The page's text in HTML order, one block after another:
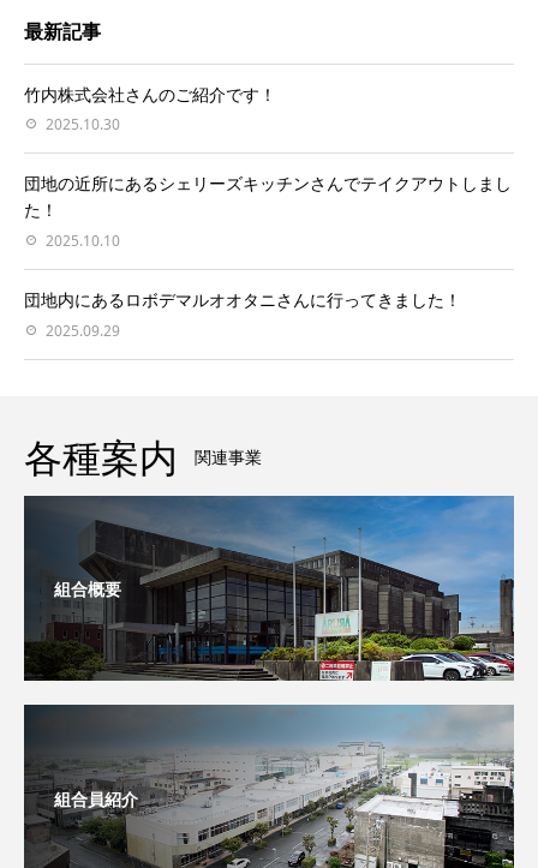
最新記事
竹内株式会社さんのご紹介です！
2025.10.30
団地の近所にあるシェリーズキッチンさんでテイクアウトしまし
た！
2025.10.10
団地内にあるロボデマルオオタニさんに行ってきました！
2025.09.29
各種案内 関連事業
組合概要
組合員紹介